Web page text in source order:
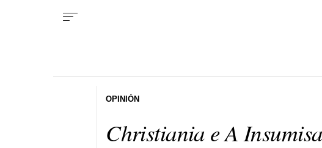
Christiania e A Insumisa
OPINIÓN